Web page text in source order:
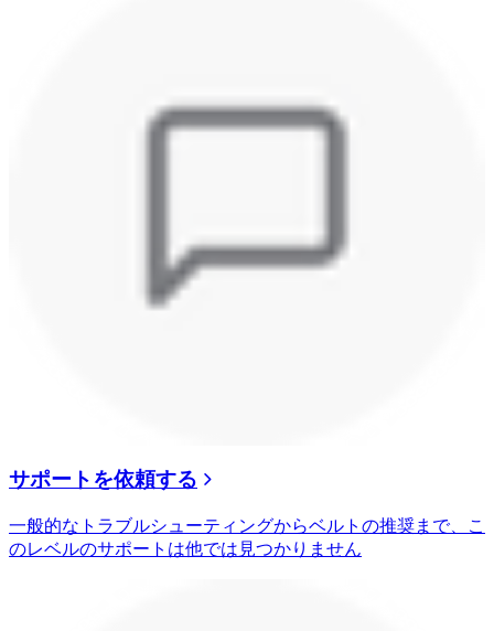
サポートを依頼する
一般的なトラブルシューティングからベルトの推奨まで、こ
のレベルのサポートは他では見つかりません